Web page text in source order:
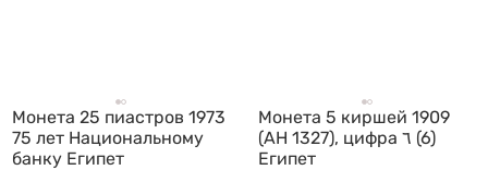
Монета 25 пиастров 1973
75 лет Национальному
банку Египет
Монета 5 киршей 1909
(AH 1327), цифра ٦ (6)
Египет